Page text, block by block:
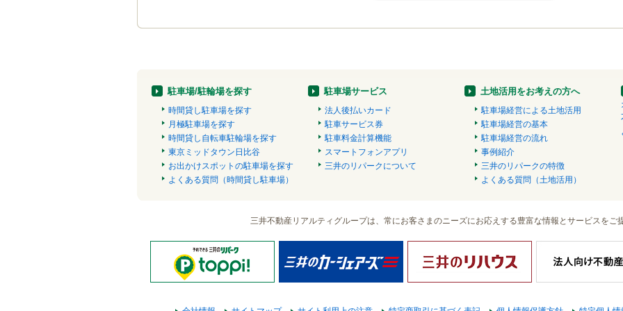
駐車場/駐輪場を探す
時間貸し駐車場を探す
月極駐車場を探す
時間貸し自転車駐輪場を探す
東京ミッドタウン日比谷
お出かけスポットの駐車場を探す
よくある質問（時間貸し駐車場）
駐車場サービス
法人後払いカード
駐車サービス券
駐車料金計算機能
スマートフォンアプリ
三井のリパークについて
土地活用をお考えの方へ
駐車場経営による土地活用
駐車場経営の基本
駐車場経営の流れ
事例紹介
三井のリパークの特徴
よくある質問（土地活用）
三井不動産リアルティグループは、常にお客さまのニーズにお応えする豊富な情報とサービスをご